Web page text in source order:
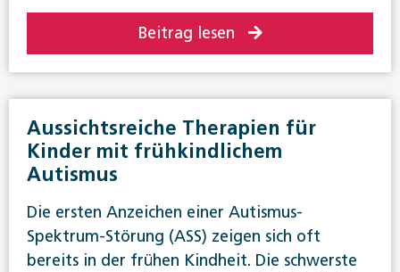
Beitrag lesen
Aussichtsreiche Therapien für
Kinder mit frühkindlichem
Autismus
Die ersten Anzeichen einer Autismus-
Spektrum-Störung (ASS) zeigen sich oft
bereits in der frühen Kindheit. Die schwerste